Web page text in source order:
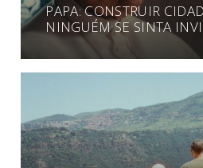
PAPA: CONSTRUIR
NINGUÉM SE SINTA